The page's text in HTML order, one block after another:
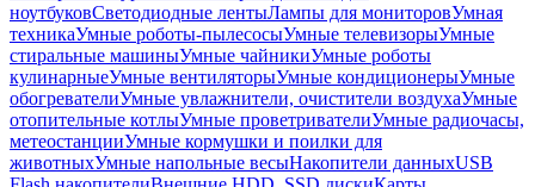
ноутбуковСветодиодные лентыЛампы для мониторовУмная
техникаУмные роботы-пылесосыУмные телевизорыУмные
стиральные машиныУмные чайникиУмные роботы
кулинарныеУмные вентиляторыУмные кондиционерыУмные
обогревателиУмные увлажнители, очистители воздухаУмные
отопительные котлыУмные проветривателиУмные радиочасы,
метеостанцииУмные кормушки и поилки для
животныхУмные напольные весыНакопители данныхUSB